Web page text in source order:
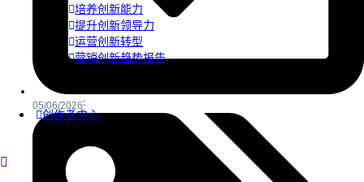
培养创新能力
提升创新领导力
运营创新转型
营销创新趋势报告
创作者中心
05/06/2026